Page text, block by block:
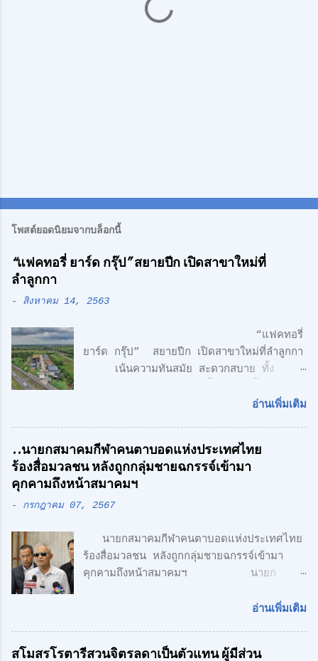
โพสต์ยอดนิยมจากบล็อกนี้
“แฟคทอรี่ ยาร์ด กรุ๊ป” สยายปีก เปิดสาขาใหม่ที่
ลำลูกกา
- สิงหาคม 14, 2563
“แฟคทอรี่
ยาร์ด กรุ๊ป” สยายปีก เปิดสาขาใหม่ที่ลำลูกกา
เน้นความทันสมัย สะดวกสบาย ทั้ง
สไตล์ Modern Loft แฟคทอรี่ ยาร์ด กรุ๊ป
ศักดิ์สิทธิ์ คูณรัตนศิริ และชุติพนธ์ กิตติเกษม
ศักดิ์ เปิดตัวสาชาเพิ่มที่ลำลูกกา เน้นความทัน
สมัย สะดวกสบาย ทั้ง โรงงาน พร้อมออฟฟิศ 3
ชั้น + 1 ชั้นลอย สไตล์ Modern Loft โดย
นาที จากรถไฟฟ้า สายสีเขียว ด้าน CONCEPT
ของโครงการ "Simplicity is the
Ultimate Sophistication" -
ความเรียบง่าย คือ สูงสุดแห่งสุนทรียภาพ เรา
Design วัสดุทุกชิ้น ถูกเลือกอย่างตั้งใจ เพื่อ
อ่านเพิ่มเติม
..นายกสมาคมกีฬาคนตาบอดแห่งประเทศไทย
ร้องสื่อมวลชน หลังถูกกลุ่มชายฉกรรจ์เข้ามา
คุกคามถึงหน้าสมาคมฯ
- กรกฎาคม 07, 2567
นายกสมาคมกีฬาคนตาบอดแห่งประเทศไทย
ร้องสื่อมวลชน หลังถูกกลุ่มชายฉกรรจ์เข้ามา
คุกคามถึงหน้าสมาคมฯ นายก
สื่อมวลชน หลังถูกกลุ่มชายฉกรรจ์เข้ามาคุกคาม
อ่านเพิ่มเติม
สโมสรโรตารีสวนจิตรลดาเป็นตัวแทน ผู้มีส่วน